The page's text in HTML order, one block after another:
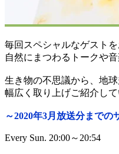
毎回スペシャルなゲストを
自然にまつわるトークや
生き物の不思議から、地
幅広く取り上げご紹介して
～2020年3月放送分までの
Every Sun. 20:00～20:54